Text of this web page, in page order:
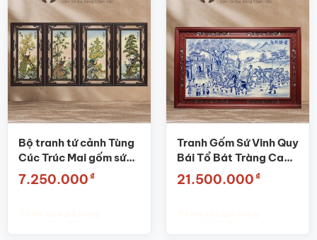
Bộ tranh tứ cảnh Tùng
Cúc Trúc Mai gốm sứ
Bát Tràng SG-TGS 02
7.250.000 ₫
Tranh Gốm Sứ Vinh Quy
Bái Tổ Bát Tràng Cao
Cấp SG-TGS11
21.500.000 ₫